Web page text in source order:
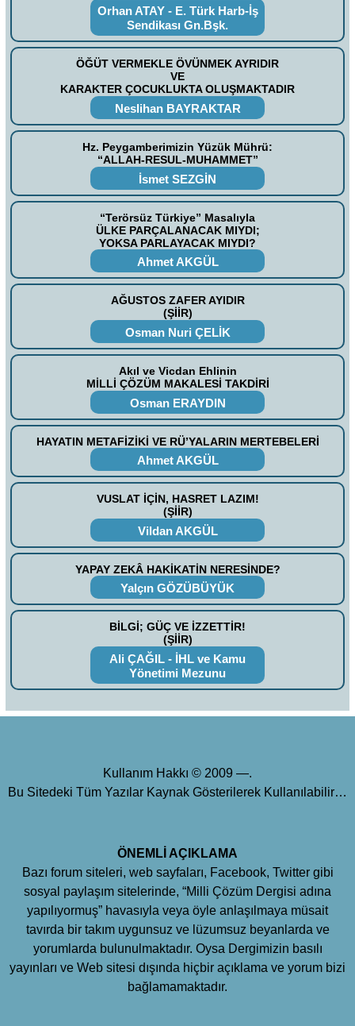
Orhan ATAY - E. Türk Harb-İş
Sendikası Gn.Bşk.
ÖĞÜT VERMEKLE ÖVÜNMEK AYRIDIR
VE
KARAKTER ÇOCUKLUKTA OLUŞMAKTADIR
Neslihan BAYRAKTAR
Hz. Peygamberimizin Yüzük Mührü:
“ALLAH-RESUL-MUHAMMET”
İsmet SEZGİN
“Terörsüz Türkiye” Masalıyla
ÜLKE PARÇALANACAK MIYDI;
YOKSA PARLAYACAK MIYDI?
Ahmet AKGÜL
AĞUSTOS ZAFER AYIDIR
(ŞİİR)
Osman Nuri ÇELİK
Akıl ve Vicdan Ehlinin
MİLLİ ÇÖZÜM MAKALESİ TAKDİRİ
Osman ERAYDIN
HAYATIN METAFİZİKİ VE RÜ’YALARIN MERTEBELERİ
Ahmet AKGÜL
VUSLAT İÇİN, HASRET LAZIM!
(ŞİİR)
Vildan AKGÜL
YAPAY ZEKÂ HAKİKATİN NERESİNDE?
Yalçın GÖZÜBÜYÜK
BİLGİ; GÜÇ VE İZZETTİR!
(ŞİİR)
Ali ÇAĞIL - İHL ve Kamu
Yönetimi Mezunu
Kullanım Hakkı © 2009 —.
Bu Sitedeki Tüm Yazılar Kaynak Gösterilerek Kullanılabilir…
ÖNEMLİ AÇIKLAMA
Bazı forum siteleri, web sayfaları, Facebook, Twitter gibi
sosyal paylaşım sitelerinde, “Milli Çözüm Dergisi adına
yapılıyormuş” havasıyla veya öyle anlaşılmaya müsait
tavırda bir takım uygunsuz ve lüzumsuz beyanlarda ve
yorumlarda bulunulmaktadır. Oysa Dergimizin basılı
yayınları ve Web sitesi dışında hiçbir açıklama ve yorum bizi
bağlamamaktadır.